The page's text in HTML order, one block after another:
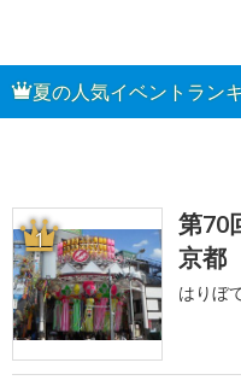
夏の人気イベントラン
1
第70
京都
はりぼ